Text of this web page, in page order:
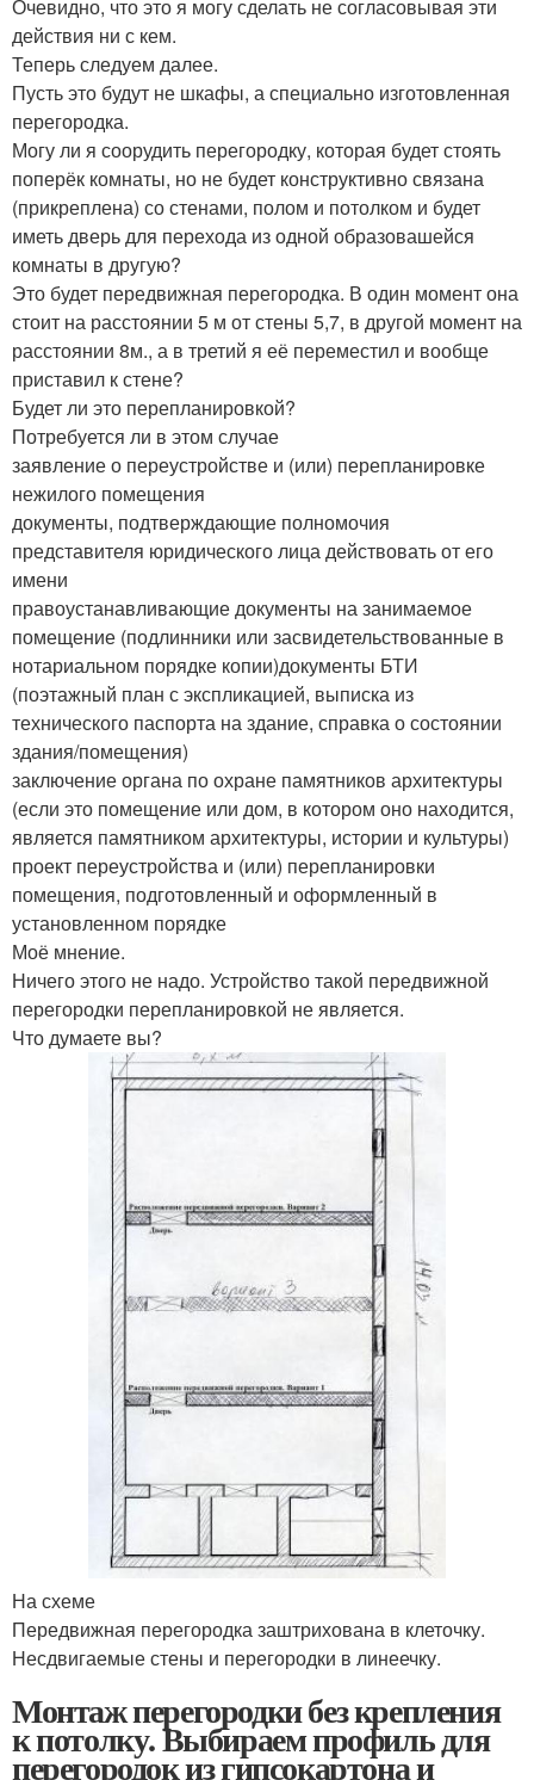
Очевидно, что это я могу сделать не согласовывая эти
действия ни с кем.
Теперь следуем далее.
Пусть это будут не шкафы, а специально изготовленная
перегородка.
Могу ли я соорудить перегородку, которая будет стоять
поперёк комнаты, но не будет конструктивно связана
(прикреплена) со стенами, полом и потолком и будет
иметь дверь для перехода из одной образовашейся
комнаты в другую?
Это будет передвижная перегородка. В один момент она
стоит на расстоянии 5 м от стены 5,7, в другой момент на
расстоянии 8м., а в третий я её переместил и вообще
приставил к стене?
Будет ли это перепланировкой?
Потребуется ли в этом случае
заявление о переустройстве и (или) перепланировке
нежилого помещения
документы, подтверждающие полномочия
представителя юридического лица действовать от его
имени
правоустанавливающие документы на занимаемое
помещение (подлинники или засвидетельствованные в
нотариальном порядке копии)документы БТИ
(поэтажный план с экспликацией, выписка из
технического паспорта на здание, справка о состоянии
здания/помещения)
заключение органа по охране памятников архитектуры
(если это помещение или дом, в котором оно находится,
является памятником архитектуры, истории и культуры)
проект переустройства и (или) перепланировки
помещения, подготовленный и оформленный в
установленном порядке
Моё мнение.
Ничего этого не надо. Устройство такой передвижной
перегородки перепланировкой не является.
Что думаете вы?
На схеме
Передвижная перегородка заштрихована в клеточку.
Несдвигаемые стены и перегородки в линеечку.
Монтаж перегородки без крепления
к потолку. Выбираем профиль для
перегородок из гипсокартона и